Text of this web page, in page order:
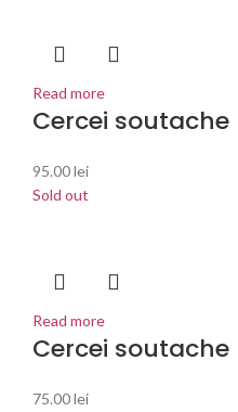
Read more
Cercei soutache
95.00lei
Sold out
Read more
Cercei soutache
75.00lei